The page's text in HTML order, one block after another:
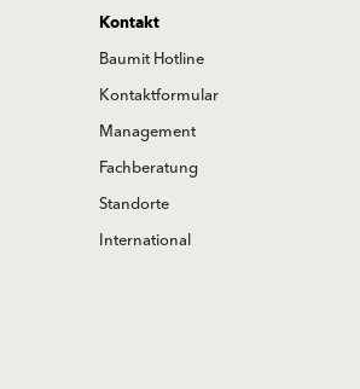
Kontakt
Baumit Hotline
Kontaktformular
Management
Fachberatung
Standorte
International